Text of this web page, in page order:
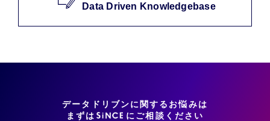
Data Driven Knowledgebase
データドリブンに関するお悩みは
まずは
にご相談ください